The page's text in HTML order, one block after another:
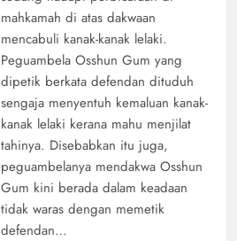
mahkamah di atas dakwaan
mencabuli kanak-kanak lelaki.
Peguambela Osshun Gum yang
dipetik berkata defendan dituduh
sengaja menyentuh kemaluan kanak-
kanak lelaki kerana mahu menjilat
tahinya. Disebabkan itu juga,
peguambelanya mendakwa Osshun
Gum kini berada dalam keadaan
tidak waras dengan memetik
defendan…